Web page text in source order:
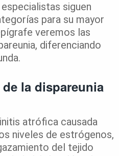
siguen
para su mayor
veremos las
diferenciando
la dispareunia
atrófica causada
niveles de estrógenos,
del tejido